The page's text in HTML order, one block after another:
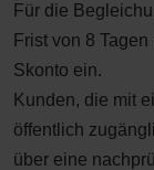
Für die
Frist von 8
Skonto ein.
Kunden, die mit
öffentlich
über eine